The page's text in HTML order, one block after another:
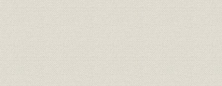
経営;催し 京釜鉄道速成南北軌条聯絡 明治37年
施設;催し
大浦逓信大臣の速成工事視察、
兼武山隧道
明治37年9
施設
京釜鉄道省峴スヰツチバツク仮
線
施設
京釜鉄道省峴スヰツチバツク仮
線平面図